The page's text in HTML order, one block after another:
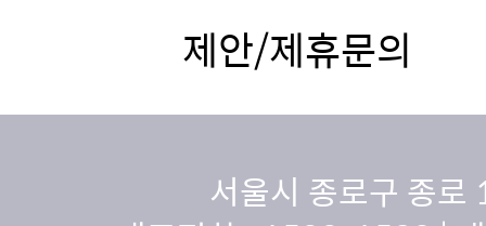
제안/제휴문의
서울시 종로구 종